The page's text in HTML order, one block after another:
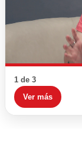
1 de 3
Ver más